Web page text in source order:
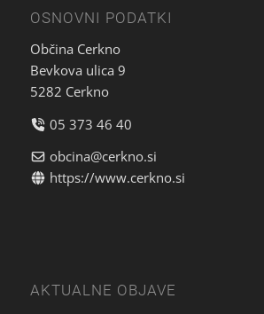
OSNOVNI PODATKI
Občina Cerkno
Bevkova ulica 9
5282 Cerkno
05 373 46 40
obcina@cerkno.si
https://www.cerkno.si
AKTUALNE OBJAVE